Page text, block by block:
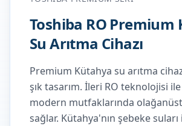
Toshiba RO Premium
Su Arıtma Cihazı
Premium Kütahya su arıtma
şık tasarım. İleri RO teknolojisi
modern mutfaklarında
sağlar. Kütahya'nın şebeke